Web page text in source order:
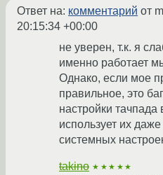
Ответ на: комментарий от
20:15:34 +00:00
не уверен, т.к. я
именно работает
Однако, если мое
правильное, это
настройки тачпада
использует их
системных
takino ★★★★★